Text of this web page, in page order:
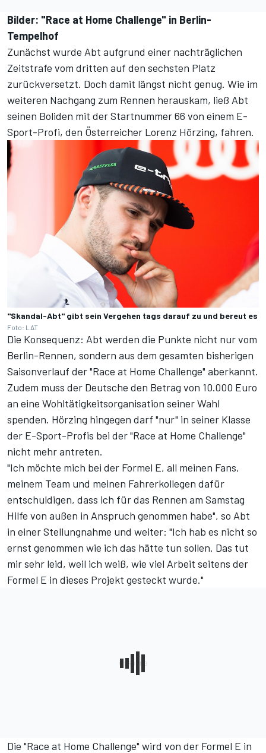
Bilder: "Race at Home Challenge" in Berlin-
Tempelhof
Zunächst wurde Abt aufgrund einer nachträglichen
Zeitstrafe vom dritten auf den sechsten Platz
zurückversetzt. Doch damit längst nicht genug. Wie im
weiteren Nachgang zum Rennen herauskam, ließ Abt
seinen Boliden mit der Startnummer 66 von einem E-
Sport-Profi, den Österreicher Lorenz Hörzing, fahren.
"Skandal-Abt" gibt sein Vergehen tags darauf zu und bereut es
Foto: LAT
Die Konsequenz: Abt werden die Punkte nicht nur vom
Berlin-Rennen, sondern aus dem gesamten bisherigen
Saisonverlauf der "Race at Home Challenge" aberkannt.
Zudem muss der Deutsche den Betrag von 10.000 Euro
an eine Wohltätigkeitsorganisation seiner Wahl
spenden. Hörzing hingegen darf "nur" in seiner Klasse
der E-Sport-Profis bei der "Race at Home Challenge"
nicht mehr antreten.
"Ich möchte mich bei der Formel E, all meinen Fans,
meinem Team und meinen Fahrerkollegen dafür
entschuldigen, dass ich für das Rennen am Samstag
Hilfe von außen in Anspruch genommen habe", so Abt
in einer Stellungnahme und weiter: "Ich hab es nicht so
ernst genommen wie ich das hätte tun sollen. Das tut
mir sehr leid, weil ich weiß, wie viel Arbeit seitens der
Formel E in dieses Projekt gesteckt wurde."
Die "Race at Home Challenge" wird von der Formel E in